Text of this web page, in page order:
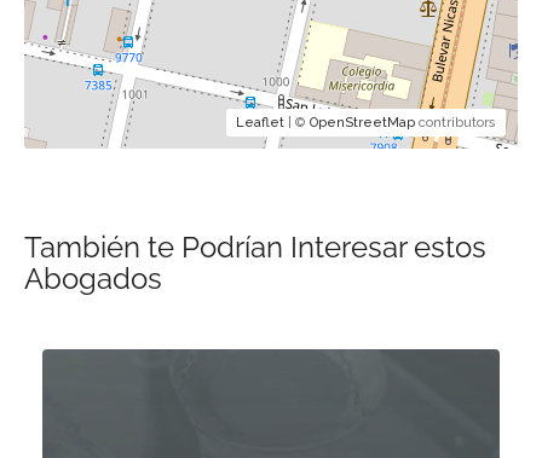
Leaflet | © OpenStreetMap contributors
También te Podrían Interesar estos
Abogados